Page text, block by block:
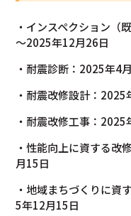
・インスペクション（
～2025年12月26日
・耐震診断：2025年4
・耐震改修設計：
・耐震改修工事：
・性能向上に資する改
月15日
・地域まちづくりに資
5年12月15日